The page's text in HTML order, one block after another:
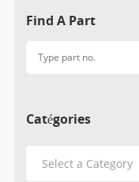
Find A Part
Catégories